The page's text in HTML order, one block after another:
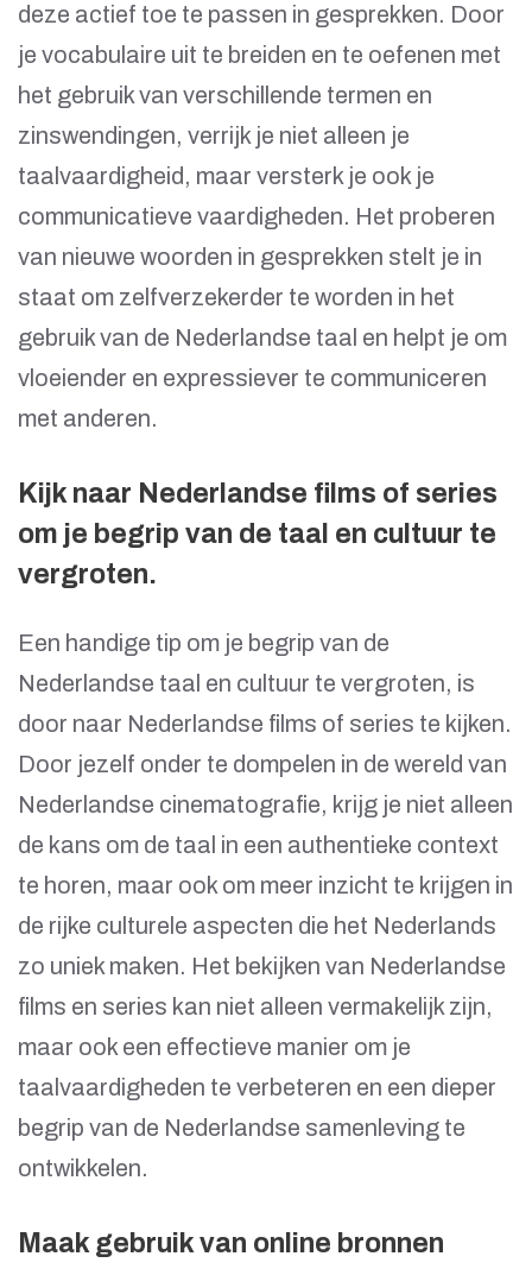
deze actief toe te passen in gesprekken. Door
je vocabulaire uit te breiden en te oefenen met
het gebruik van verschillende termen en
zinswendingen, verrijk je niet alleen je
taalvaardigheid, maar versterk je ook je
communicatieve vaardigheden. Het proberen
van nieuwe woorden in gesprekken stelt je in
staat om zelfverzekerder te worden in het
gebruik van de Nederlandse taal en helpt je om
vloeiender en expressiever te communiceren
met anderen.
Kijk naar Nederlandse films of series
om je begrip van de taal en cultuur te
vergroten.
Een handige tip om je begrip van de
Nederlandse taal en cultuur te vergroten, is
door naar Nederlandse films of series te kijken.
Door jezelf onder te dompelen in de wereld van
Nederlandse cinematografie, krijg je niet alleen
de kans om de taal in een authentieke context
te horen, maar ook om meer inzicht te krijgen in
de rijke culturele aspecten die het Nederlands
zo uniek maken. Het bekijken van Nederlandse
films en series kan niet alleen vermakelijk zijn,
maar ook een effectieve manier om je
taalvaardigheden te verbeteren en een dieper
begrip van de Nederlandse samenleving te
ontwikkelen.
Maak gebruik van online bronnen